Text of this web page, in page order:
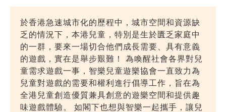
於香港急速城市化的歷程中，城市空間和資源缺
乏的情況下，本港兒童，特別是生於匱乏家庭中
的一群，要來一場切合他們成長需要、具有意義
的遊戲，實在是舉步艱難！ 為喚醒社會各界對兒
童需求遊戲一事，智樂兒童遊樂協會一直致力為
兒童對遊戲的需要和權利進行倡導工作，旨在為
全港兒童創造優質兼具創意的遊樂空間和提供趣
味遊戲體驗。 如閣下也想與智樂一起攜手，讓兒